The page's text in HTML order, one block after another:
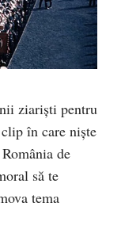
ziariști pentru
în care niște
de
să te
tema